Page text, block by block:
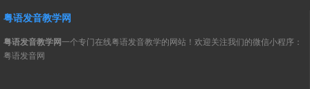
粤语发音教学网
粤语发音教学网一个专门在线粤语发音教学的网站！欢迎关注我们的微信小程序：
粤语发音网